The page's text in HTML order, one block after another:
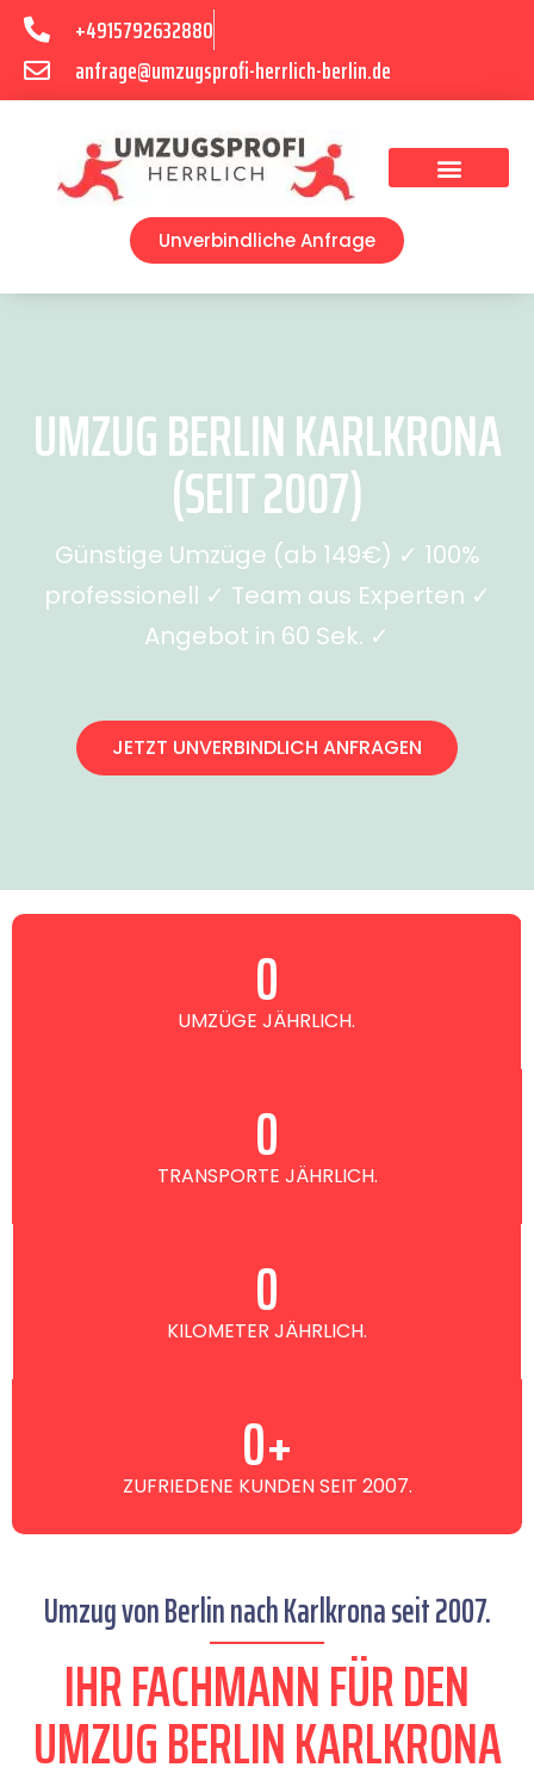
+4915792632880
anfrage@umzugsprofi-herrlich-berlin.de
Unverbindliche Anfrage
UMZUG BERLIN KARLKRONA
(SEIT 2007)
Günstige Umzüge (ab 149€) ✓ 100%
professionell ✓ Team aus Experten ✓
Angebot in 60 Sek. ✓
JETZT UNVERBINDLICH ANFRAGEN
UMZÜGE JÄHRLICH.
0
TRANSPORTE JÄHRLICH.
0
KILOMETER JÄHRLICH.
0
ZUFRIEDENE KUNDEN SEIT 2007.
0+
Umzug von Berlin nach Karlkrona seit 2007.
IHR FACHMANN FÜR DEN
UMZUG BERLIN KARLKRONA